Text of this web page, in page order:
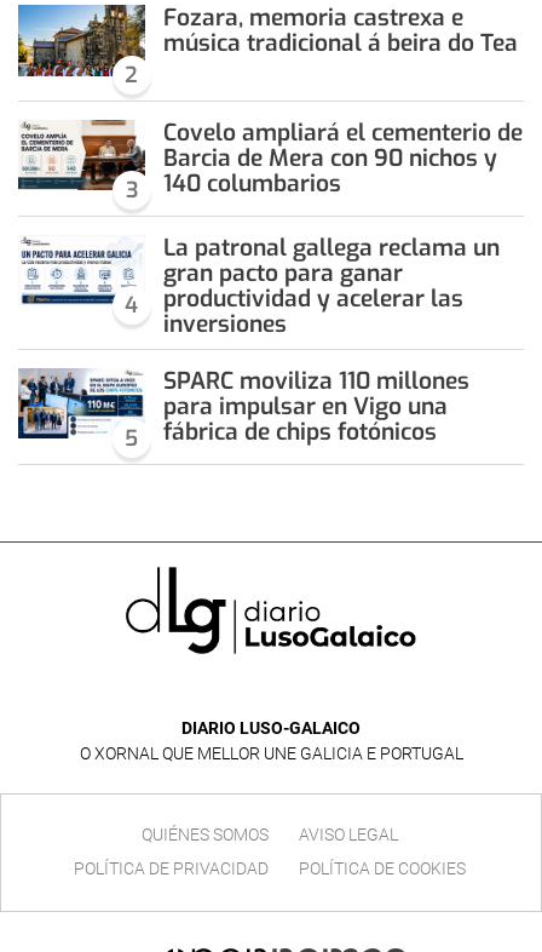
2
Fozara, memoria castrexa e
música tradicional á beira do Tea
3
Covelo ampliará el cementerio de
Barcia de Mera con 90 nichos y
140 columbarios
4
La patronal gallega reclama un
gran pacto para ganar
productividad y acelerar las
inversiones
5
SPARC moviliza 110 millones
para impulsar en Vigo una
fábrica de chips fotónicos
DIARIO LUSO-GALAICO
O XORNAL QUE MELLOR UNE GALICIA E PORTUGAL
QUIÉNES SOMOS
AVISO LEGAL
POLÍTICA DE PRIVACIDAD
POLÍTICA DE COOKIES